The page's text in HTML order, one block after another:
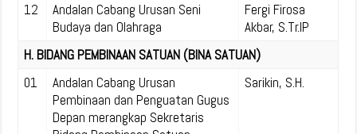
12
Andalan Cabang Urusan Seni
Budaya dan Olahraga
Fergi Firosa
Akbar, S.Tr.IP
H. BIDANG PEMBINAAN SATUAN (BINA SATUAN)
01
Andalan Cabang Urusan
Pembinaan dan Penguatan Gugus
Depan merangkap Sekretaris
Sarikin, S.H.